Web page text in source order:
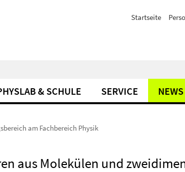
Startseite
& SCHULE SERVICE NEWS
am Fachbereich Physik
aus Molekülen und